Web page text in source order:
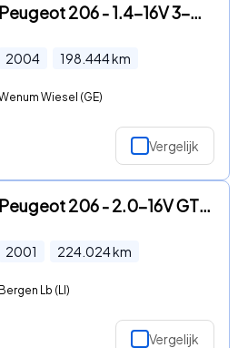
Peugeot 206 - 1.4-16V 3-DRS Gentry AIRCO CRUISE LMV NAP
2004 198.444km
Wiesel (GE)
Vergelijk
Peugeot 206 - 2.0-16V GTI | Leer | Alcantara | Climate
2001 224.024km
Bergen Lb (LI)
Vergelijk